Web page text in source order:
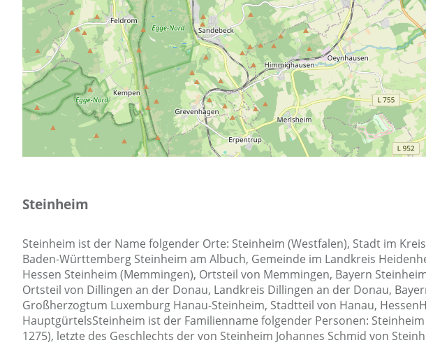
Steinheim
Steinheim ist der Name folgender Orte: Steinheim (Westfalen), Stadt im
Baden-Württemberg Steinheim am Albuch, Gemeinde im Landkreis
Hessen Steinheim (Memmingen), Ortsteil von Memmingen, Bayern
Ortsteil von Dillingen an der Donau, Landkreis Dillingen an der Donau,
Großherzogtum Luxemburg Hanau-Steinheim, Stadtteil von Hanau,
HauptgürtelsSteinheim ist der Familienname folgender Personen:
1275), letzte des Geschlechts der von Steinheim Johannes Schmid von